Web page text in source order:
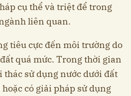
cụ thể và triệt để trong
liên quan.
tiêu cực đến môi trường do
quá mức. Trong thời gian
thác sử dụng nước dưới đất
có giải pháp sử dụng